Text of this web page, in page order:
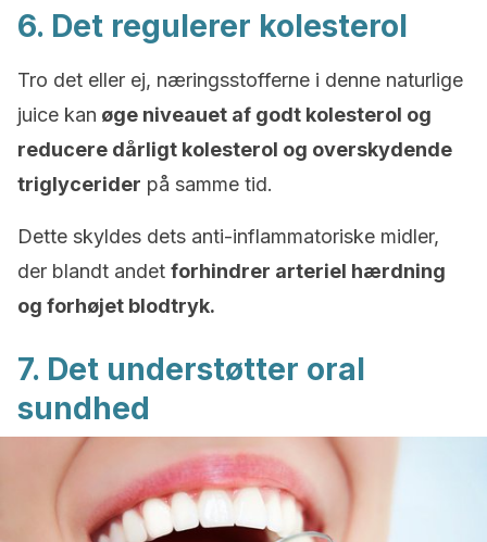
6. Det regulerer kolesterol
Tro det eller ej, næringsstofferne i denne naturlige
juice kan øge niveauet af godt kolesterol og
reducere dårligt kolesterol og overskydende
triglycerider på samme tid.
Dette skyldes dets anti-inflammatoriske midler,
der blandt andet forhindrer arteriel hærdning
og forhøjet blodtryk.
7. Det understøtter oral
sundhed